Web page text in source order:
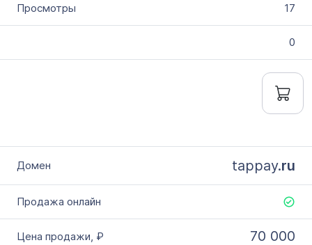
17
0
tappay.ru
70 000